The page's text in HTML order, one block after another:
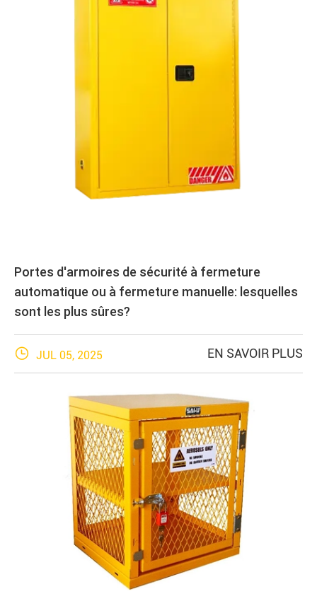
Portes d'armoires de sécurité à fermeture
automatique ou à fermeture manuelle: lesquelles
sont les plus sûres?
 JUL 05, 2025 EN SAVOIR PLUS